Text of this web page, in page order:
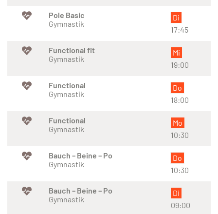
Pole Basic
Gymnastik
Di
17:45
Functional fit
Gymnastik
Mi
19:00
Functional
Gymnastik
Do
18:00
Functional
Gymnastik
Mo
10:30
Bauch – Beine – Po
Gymnastik
Do
10:30
Bauch – Beine – Po
Gymnastik
Di
09:00